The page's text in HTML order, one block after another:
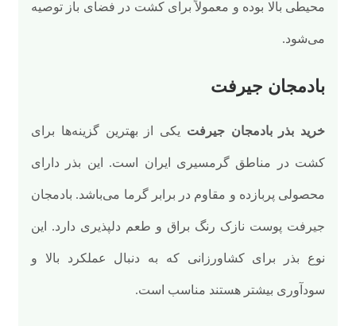
محیطی بالا بوده و معمولاً برای کشت در فضای باز توصیه
می‌شود.
بادمجان جیرفت
خرید بذر بادمجان جیرفت یکی از بهترین گزینه‌ها برای
کشت در مناطق گرمسیری ایران است. این بذر دارای
محصولی پربازده و مقاوم در برابر گرما می‌باشد. بادمجان
جیرفت پوست نازک رنگ براق و طعم دلپذیری دارد. این
نوع بذر برای کشاورزانی که به دنبال عملکرد بالا و
سودآوری بیشتر هستند مناسب است.